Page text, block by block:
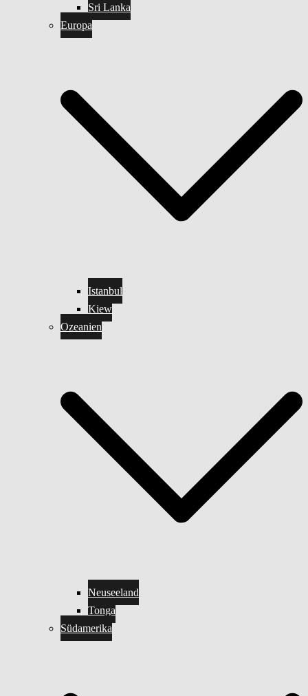
Sri Lanka
Europa
Istanbul
Kiew
Ozeanien
Neuseeland
Tonga
Südamerika